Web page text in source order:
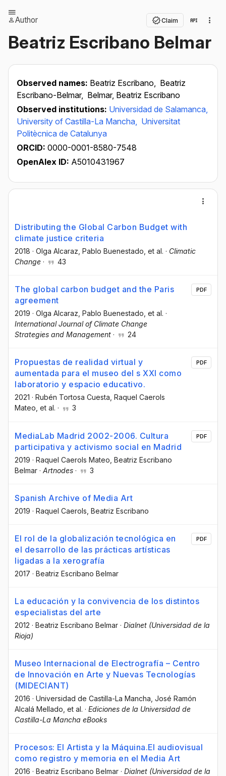
Author Claim
Beatriz Escribano Belmar
Observed names: Beatriz Escribano, Beatriz
Escribano-Belmar, Belmar, Beatriz Escribano
Observed institutions: Universidad de Salamanca,
University of Castilla-La Mancha, Universitat
Politècnica de Catalunya
ORCID: 0000-0001-8580-7548
OpenAlex ID: A5010431967
Distributing the Global Carbon Budget with
climate justice criteria
2018 · Olga Alcaraz , Pablo Buenestado , et al. · Climatic
Change · 43
The global carbon budget and the Paris
agreement
2019 · Olga Alcaraz , Pablo Buenestado , et al. ·
International Journal of Climate Change
Strategies and Management · 24
PDF
Propuestas de realidad virtual y
aumentada para el museo del s XXI como
laboratorio y espacio educativo.
2021 · Rubén Tortosa Cuesta , Raquel Caerols
Mateo , et al. · 3
PDF
MediaLab Madrid 2002-2006. Cultura
participativa y activismo social en Madrid
2019 · Raquel Caerols Mateo , Beatriz Escribano
Belmar · Artnodes · 3
PDF
Spanish Archive of Media Art
2019 · Raquel Caerols , Beatriz Escribano
El rol de la globalización tecnológica en
el desarrollo de las prácticas artísticas
ligadas a la xerografía
2017 · Beatriz Escribano Belmar
PDF
La educación y la convivencia de los distintos
especialistas del arte
2012 · Beatriz Escribano Belmar · Dialnet (Universidad de la
Rioja)
Museo Internacional de Electrografía – Centro
de Innovación en Arte y Nuevas Tecnologías
(MIDECIANT)
2016 · Universidad de Castilla-La Mancha , José Ramón
Alcalá Mellado , et al. · Ediciones de la Universidad de
Castilla-La Mancha eBooks
Procesos: El Artista y la Máquina.El audiovisual
como registro y memoria en el Media Art
2016 · Beatriz Escribano Belmar · Dialnet (Universidad de la